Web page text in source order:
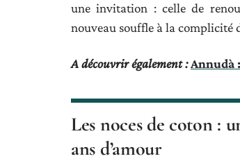
une invitation : celle de
nouveau souffle à la complicité
A découvrir également :Annudà
Les noces de coton :
ans d’amour